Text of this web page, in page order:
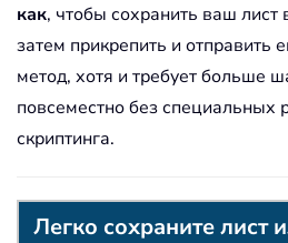
как, чтобы сохранить ваш лист
затем прикрепить и отправить
метод, хотя и требует больше
повсеместно без специальных
скриптинга.
Легко сохраните лист